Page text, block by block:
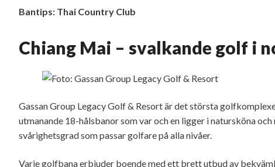
Bantips: Thai Country Club
Chiang Mai – svalkande golf i
Gassan Group Legacy Golf & Resort är det största
utmanande 18-hålsbanor som var och en ligger i natursköna
svårighetsgrad som passar golfare på alla nivåer.
Varje golfbana erbjuder boende med ett brett utbud av